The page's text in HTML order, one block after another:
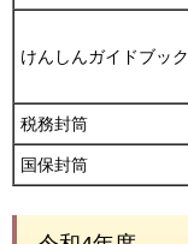
けんしんガイドブック
税務封筒
国保封筒